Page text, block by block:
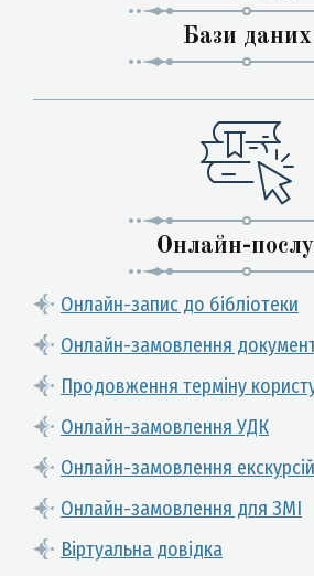
Бази даних
Онлайн-
Онлайн-запис до бібліотеки
Онлайн-замовлення
Продовження терміну
Онлайн-замовлення УДК
Онлайн-замовлення екскурсій
Онлайн-замовлення для ЗМІ
Віртуальна довідка